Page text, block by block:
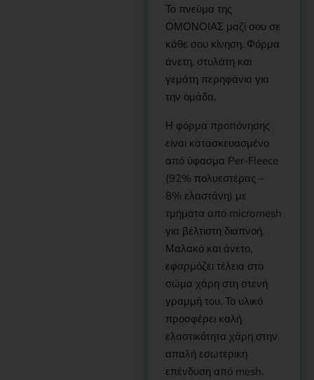
Το πνεύμα της
ΟΜΟΝΟΙΑΣ μαζί σου σε
κάθε σου κίνηση. Φόρμα
άνετη, στυλάτη και
γεμάτη περηφάνια για
την ομάδα.
Η φόρμα προπόνησης
είναι κατασκευασμένο
από ύφασμα Per-Fleece
(92% πολυεστέρας –
8% ελαστάνη) με
τμήματα από micromesh
για βέλτιστη διαπνοή.
Μαλακό και άνετο,
εφαρμόζει τέλεια στο
σώμα χάρη στη στενή
γραμμή του. Το υλικό
προσφέρει καλή
ελαστικότητα χάρη στην
απαλή εσωτερική
επένδυση από mesh.